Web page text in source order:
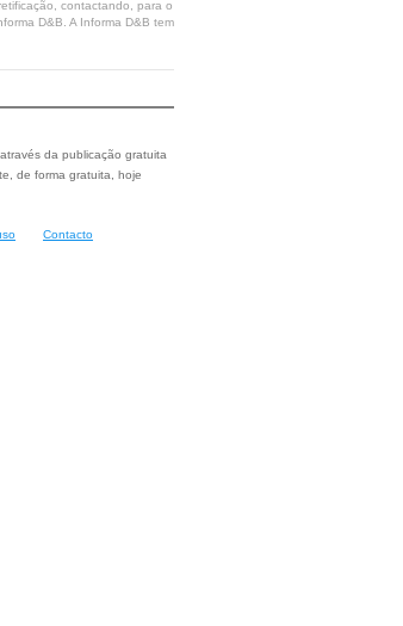
contactando, para o
D&B. A Informa D&B tem
da publicação gratuita
de forma gratuita, hoje
Contacto